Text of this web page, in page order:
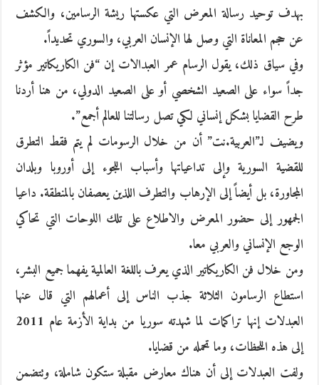
بهدف توحيد رسالة المعرض التي عكستها ريشة الرسامين، والكشف
عن حجم المعاناة التي وصل لها الإنسان العربي، والسوري تحديداً.
وفي سياق ذلك، يقول الرسام عمر العبدالات إن “فن الكاريكاتير مؤثر
جداً سواء على الصعيد الشخصي أو على الصعيد الدولي، من هنا أردنا
طرح القضايا بشكل إنساني لكي تصل رسالتنا للعالم أجمع”.
ويضيف لـ”العربية.نت” أن من خلال الرسومات لم يتم فقط التطرق
للقضية السورية وإلى تداعياتها وأسباب اللجوء إلى أوروبا وبلدان
المجاورة، بل أيضاً إلى الإرهاب والتطرف اللذين يعصفان بالمنطقة. داعيا
الجمهور إلى حضور المعرض والاطلاع على تلك اللوحات التي تحاكي
الوجع الإنساني والعربي معا.
ومن خلال فن الكاريكاتير الذي يعرف باللغة العالمية يفهما جميع البشر،
استطاع الرسامون الثلاثة جذب الناس إلى أعمالهم التي قال عنها
العبدلات إنها تراكمات لما شهدته سوريا من بداية الأزمة عام 2011
إلى هذه اللحظات، وما تحمله من قضايا.
ولفت العبدلات إلى أن هناك معارض مقبلة ستكون شاملة، وتتضمن